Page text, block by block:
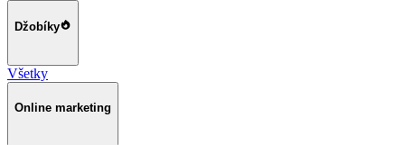
Džobíky
Všetky
Online marketing